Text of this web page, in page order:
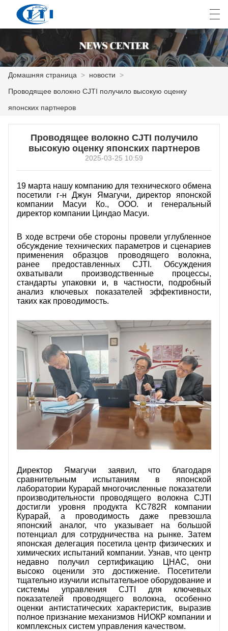
ДОМАШНЯЯ СТРАНИЦА
КАСТОМИЗАЦИЯ
НОВОСТИ
ПРОМЫШЛЕННОСТЬ
СВЯЖИТЕСЬ С НАМИ
ВИДЕО
العربية česky Deutsch English
Домашняя страница > новости >
Проводящее волокно CJTI получило высокую оценку
японских партнеров
Проводящее волокно CJTI получило
высокую оценку японских партнеров
2025-03-25 10:59
19 марта нашу компанию для технического обмена
посетили г-н Джун Ямагучи, директор японской
компании Масуи Ко., ООО. и генеральный
директор компании Циндао Масуи.
В ходе встречи обе стороны провели углубленное
обсуждение технических параметров и сценариев
применения образцов проводящего волокна,
ранее предоставленных CJTI. Обсуждения
охватывали производственные процессы,
стандарты упаковки и, в частности, подробный
анализ ключевых показателей эффективности,
таких как проводимость.
Директор Ямагучи заявил, что благодаря
сравнительным испытаниям в японской
лаборатории Курарай многочисленные показатели
производительности проводящего волокна CJTI
достигли уровня продукта KC782R компании
Курарай, а проводимость даже превзошла
японский аналог, что указывает на большой
потенциал для сотрудничества на рынке. Затем
японская делегация посетила центр физических и
химических испытаний компании. Узнав, что центр
недавно получил сертификацию ЦНАС, они
высоко оценили это достижение. Посетители
тщательно изучили испытательное оборудование и
системы управления CJTI для ключевых
показателей проводящего волокна, особенно
оценки антистатических характеристик, выразив
полное признание механизмов НИОКР компании и
комплексных систем управления качеством.